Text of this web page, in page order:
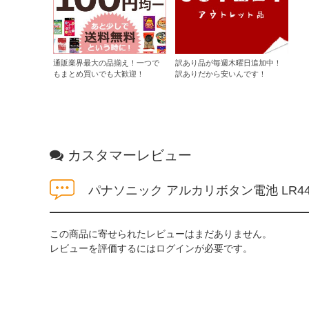
通販業界最大の品揃え！一つで
もまとめ買いでも大歓迎！
訳あり品が毎週木曜日追加中！
訳ありだから安いんです！
カスタマーレビュー
パナソニック アルカリボタン電池
この商品に寄せられたレビューはまだありません。
レビューを評価するにはログインが必要です。